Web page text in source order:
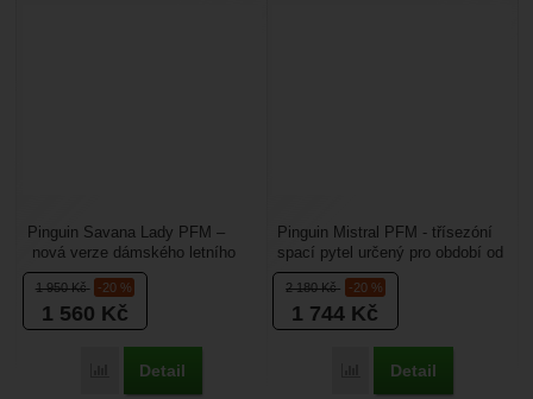
1 950Kč -20 %
1 560 Kč
Přidat 'Pinguin Savana Lady PFM' k porovnání
Detail
Pinguin Savana Lady PFM –
nová verze dámského letního
spacího pytle Savana s náplní z
dutých vláken ThermicFibre...
2 180Kč -20 %
1 744 Kč
Přidat 'Pinguin Mistral
Detail
Pinguin Mistral PFM - třísezóní
spací pytel určený pro období od
jara do podzimu. Patří do stejné
skupiny...